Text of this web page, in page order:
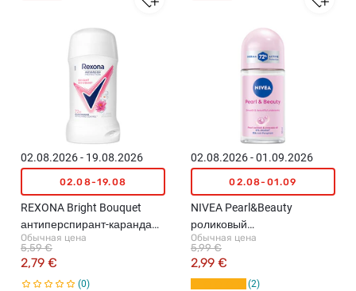
02.08.2026 - 19.08.2026
02.08-19.08
REXONA Bright Bouquet
антиперспирант-карандаш,
50мл
Обычная цена
2,79 €
5,59 €
0
02.08.2026 - 01.09.2026
02.08-01.09
NIVEA Pearl&Beauty
роликовый
антиперспирант, 50мл
Обычная цена
2,99 €
5,99 €
2